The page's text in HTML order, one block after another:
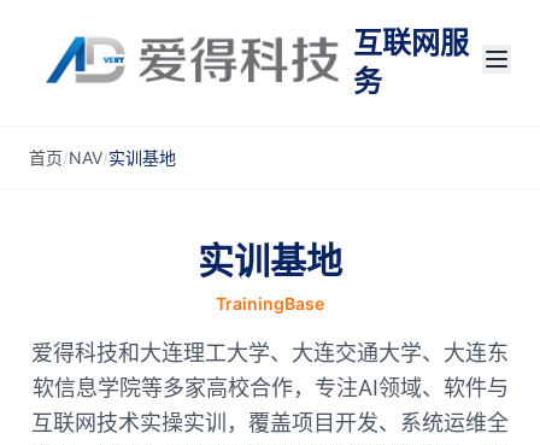
互联网服
务
首页/NAV/实训基地
实训基地
TrainingBase
爱得科技和大连理工大学、大连交通大学、大连东
软信息学院等多家高校合作，专注AI领域、软件与
互联网技术实操实训，覆盖项目开发、系统运维全